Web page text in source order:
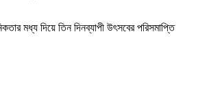
মধ্য দিয়ে তিন দিনব্যাপী উৎসবের পরিসমাপ্তি